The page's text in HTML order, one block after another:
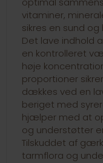
vitaminer,
sikres en sund og
Det lave indhold
en kontrolleret
høje
proportioner
dækkes ved en
beriget med
hjælper med at
og understøtter
Tilskuddet af
tarmflora og